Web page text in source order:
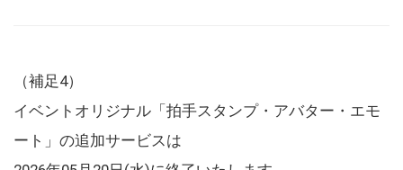
（補足4）
イベントオリジナル「拍手スタンプ・アバター・エモ
ート」の追加サービスは